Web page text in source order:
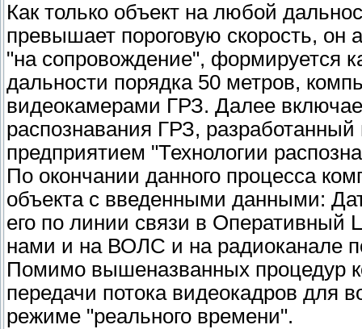
Как только объект на любой
превышает пороговую скорость, он
"на сопровождение", формируется
дальности порядка 50 метров,
видеокамерами ГРЗ. Далее
распознавания ГРЗ,
предприятием "Технологии
По окончании данного процесса
объекта с введенными данными:
его по линии связи в Оперативный
нами и на ВОЛС и на радиоканале
Помимо вышеназванных процедур
передачи потока видеокадров для
режиме "реального времени".